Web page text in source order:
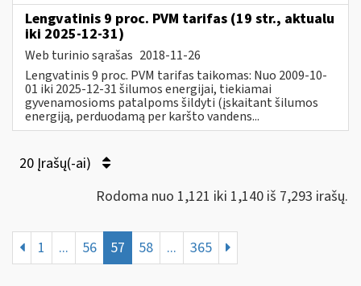
Lengvatinis 9 proc. PVM tarifas (19 str., aktualu
iki 2025-12-31)
Web turinio sąrašas 2018-11-26
Lengvatinis 9 proc. PVM tarifas taikomas: Nuo 2009-10-
01 iki 2025-12-31 šilumos energijai, tiekiamai
gyvenamosioms patalpoms šildyti (įskaitant šilumos
energiją, perduodamą per karšto vandens...
20 Įrašų(-ai)
Rodoma nuo 1,121 iki 1,140 iš 7,293 irašų.
1 ... 56 57 58 ... 365